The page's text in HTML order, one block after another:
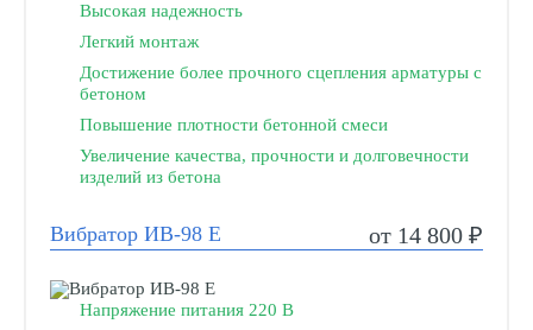
Высокая надежность
Легкий монтаж
Достижение более прочного сцепления арматуры с
бетоном
Повышение плотности бетонной смеси
Увеличение качества, прочности и долговечности
изделий из бетона
Вибратор ИВ-98 Е от 14 800 ₽
Напряжение питания 220 В